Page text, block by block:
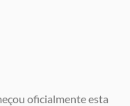
oficialmente esta